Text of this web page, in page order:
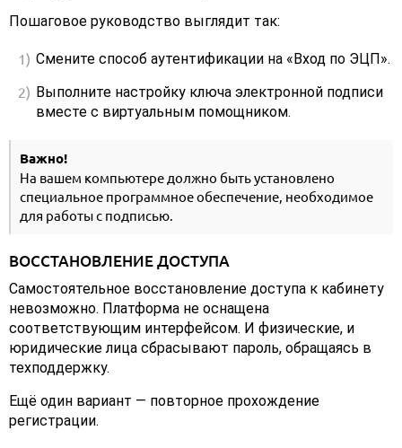
Пошаговое руководство выглядит так:
Смените способ аутентификации на «Вход по ЭЦП».
Выполните настройку ключа электронной подписи
вместе с виртуальным помощником.
Важно!
На вашем компьютере должно быть установлено
специальное программное обеспечение, необходимое
для работы с подписью.
ВОССТАНОВЛЕНИЕ ДОСТУПА
Самостоятельное восстановление доступа к кабинету
невозможно. Платформа не оснащена
соответствующим интерфейсом. И физические, и
юридические лица сбрасывают пароль, обращаясь в
техподдержку.
Ещё один вариант — повторное прохождение
регистрации.